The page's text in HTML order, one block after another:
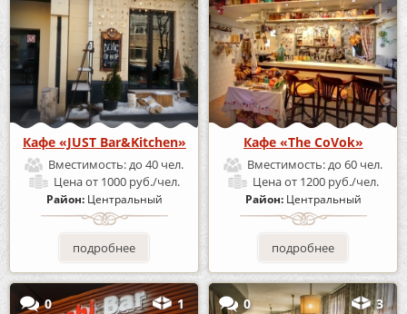
Кафе «JUST Bar&Kitchen»
Вместимость:до 40 чел.
Ценаот 1000 руб./чел.
Район: Центральный
подробнее
Кафе «The CoVok»
Вместимость:до 60 чел.
Ценаот 1200 руб./чел.
Район: Центральный
подробнее
0 1 0 3